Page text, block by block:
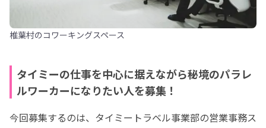
椎葉村のコワーキングスペース
タイミーの仕事を中心に据えながら秘境のパラレ
ルワーカーになりたい人を募集！
今回募集するのは、タイミートラベル事業部の営業事務ス